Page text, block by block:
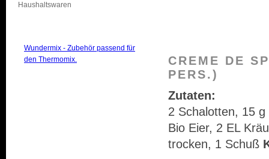
Haushaltswaren
Wundermix - Zubehör passend für
den Thermomix.
CREME DE
PERS.)
Zutaten:
2 Schalotten, 15
Bio Eier, 2 EL
trocken, 1 Schuß